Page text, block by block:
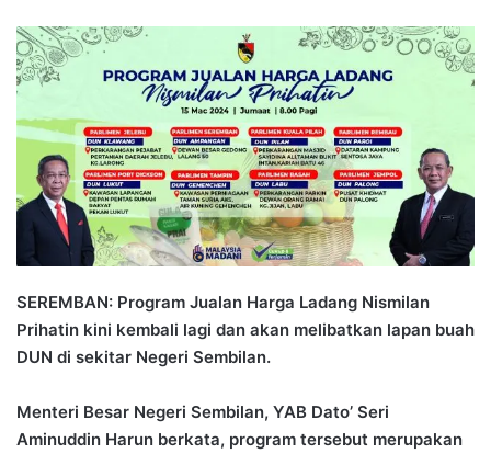
d
a
n
e
m
a
i
l
SEREMBAN: Program Jualan Harga Ladang Nismilan
Prihatin kini kembali lagi dan akan melibatkan lapan buah
DUN di sekitar Negeri Sembilan.
Menteri Besar Negeri Sembilan, YAB Dato’ Seri
Aminuddin Harun berkata, program tersebut merupakan